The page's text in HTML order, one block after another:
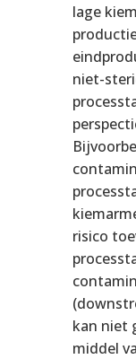
lage
niet-
risico
kan niet
middel